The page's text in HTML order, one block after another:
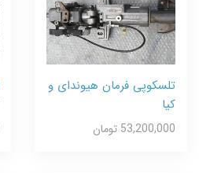
تلسکوپی فرمان هیوندای و
کیا
53,200,000 تومان